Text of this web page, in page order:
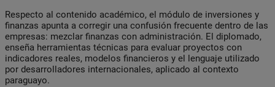
Respecto al contenido académico, el módulo de inversiones y
finanzas apunta a corregir una confusión frecuente dentro de las
empresas: mezclar finanzas con administración. El diplomado,
enseña herramientas técnicas para evaluar proyectos con
indicadores reales, modelos financieros y el lenguaje utilizado
por desarrolladores internacionales, aplicado al contexto
paraguayo.